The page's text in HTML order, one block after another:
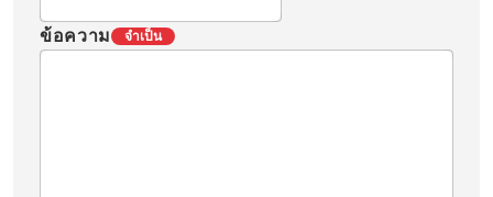
ข้อความ จำเป็น